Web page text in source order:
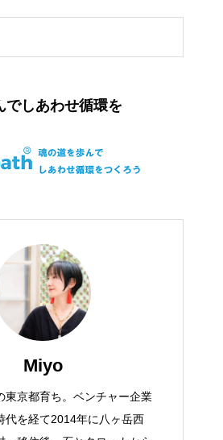
でしあわせ循環を
Miyo
東京都育ち。ベンチャー企業
代を経て2014年に八ヶ岳西